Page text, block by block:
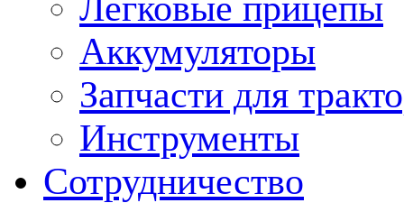
Аккумуляторы
Запчасти для
Инструменты
Сотрудничество